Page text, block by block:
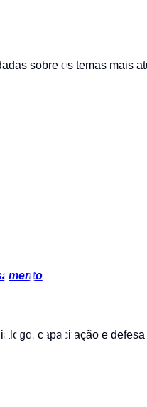
sobre os temas mais
capacitação e